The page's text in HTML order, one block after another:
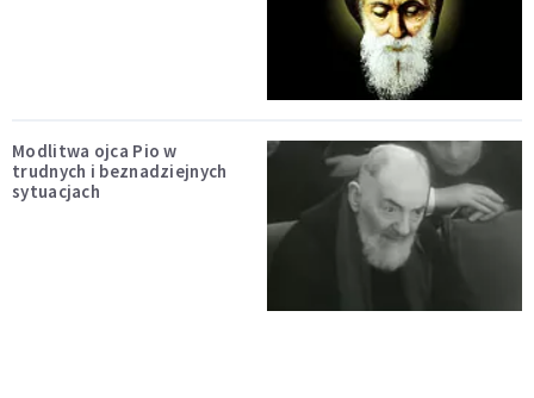
Modlitwa ojca Pio w
trudnych i beznadziejnych
sytuacjach